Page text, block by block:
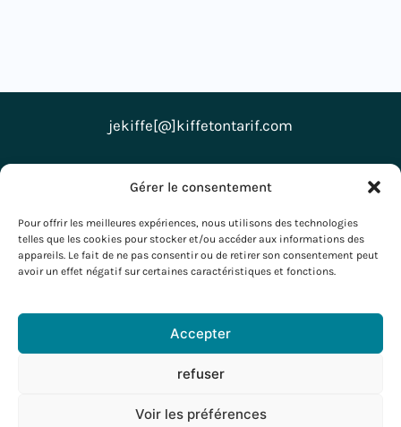
Gérer le consentement
Pour offrir les meilleures expériences, nous utilisons des technologies
telles que les cookies pour stocker et/ou accéder aux informations des
appareils. Le fait de ne pas consentir ou de retirer son consentement peut
avoir un effet négatif sur certaines caractéristiques et fonctions.
Accepter
refuser
Voir les préférences
jekiffe[@]kiffetontarif.com
Retrouve-moi aussi sur